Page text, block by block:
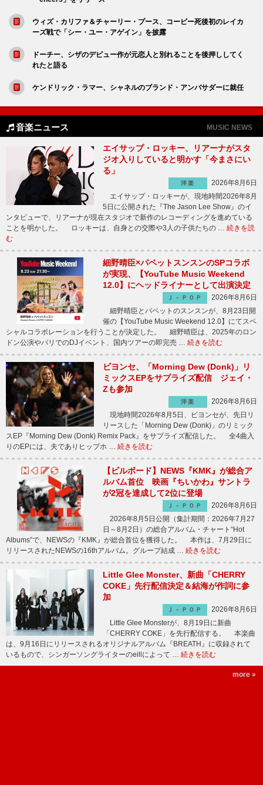
ウィズ・カリファ＆チャーリー・プース、コービー死後初のレイカ
ーズ戦で「シー・ユー・アゲイン」を披露
ドーチー、シザのデビュー作が元恋人と別れることを後押ししてく
れたと語る
ケンドリック・ラマー、シャネルのブランド・アンバサダーに就任
音楽ニュース MUSIC NEWS
エイサップ・ロッキー、リアーナがスタ
ジオ入りしていると明かす「今まさにい
る」
洋楽
2026年8月6日
エイサップ・ロッキーが、現地時間2026年8月
5日に公開された『The Jason Lee Show』のイ
ンタビューで、リアーナが現在スタジオで新作のレコーディングを進めている
ことを明かした。 ロッキーは、自身との交際や3人の子供たちの … 続きを読
む
細野晴臣×パペットスンスンのSPコラボ
が実現、【YouTube Music Weekend
12.0】にヘッドライナーとして出演決定
Ｊ－ＰＯＰ
2026年8月6日
細野晴臣とパペットのスンスンが、8月23日開
催の【YouTube Music Weekend 12.0】にてスペ
シャルコラボレーションを行うことが決定した。 細野晴臣は、2025年のロン
ドン公演やパリでのDJイベント、国内ツアーの即完売 … 続きを読む
ビヨンセ、「Morning Dew (Donk)」リ
ミックスEPをサプライズ配信 ジェイ・
Zも参加
洋楽
2026年8月6日
現地時間2026年8月5日、ビヨンセが、先日リ
リースした「Morning Dew (Donk)」のリミック
スEP『Morning Dew (Donk) Remix Pack』をサプライズ配信した。 全4曲入
りのEPには、夫でありヒップホ … 続きを読む
【ビルボード】NEWS『KMK』が総合ア
ルバム首位 映画『ちいかわ』サントラ
が2冠を達成して2位に登場
Ｊ－ＰＯＰ
2026年8月6日
2026年8月5日公開（集計期間：2026年7月27
日～8月2日）の総合アルバム・チャート“Hot
Albums”で、NEWSの『KMK』が総合首位を獲得した。 本作は、7月29日に
リリースされたNEWSの16thアルバム。グループ結成 … 続きを読む
Little Glee Monster、新曲「CHERRY
COKE」先行配信決定＆結海が作詞に参
加
Ｊ－ＰＯＰ
2026年8月6日
Little Glee Monsterが、8月19日に新曲
「CHERRY COKE」を先行配信する。 本楽曲
は、9月16日にリリースされるオリジナルアルバム『BREATH』に収録されて
いるもので、シンガーソングライターのeillによって … 続きを読む
more »